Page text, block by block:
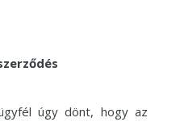
úgy dönt, hogy az